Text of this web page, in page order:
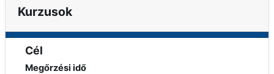
Kurzusok
Cél
Megőrzési idő